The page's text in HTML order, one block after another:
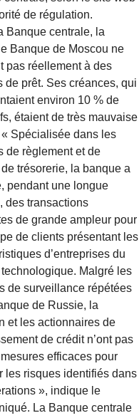
de régulation.
Banque centrale, la
Banque de Moscou ne
pas réellement à des
de prêt. Ses créances, qui
environ 10 % de
étaient de très mauvaise
Spécialisée dans les
de règlement et de
trésorerie, la banque a
pendant une longue
des transactions
de grande ampleur pour
de clients présentant les
d’entreprises du
Malgré les
de surveillance répétées
de Russie, la
et les actionnaires de
de crédit n’ont pas
efficaces pour
les risques identifiés dans
», indique le
La Banque centrale